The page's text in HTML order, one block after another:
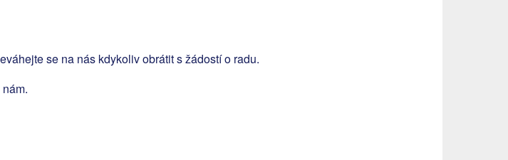
se na nás kdykoliv obrátit s žádostí o radu.